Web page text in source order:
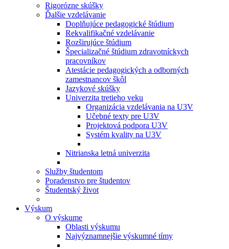
Rigorózne skúšky
Ďalšie vzdelávanie
Doplňujúce pedagogické štúdium
Rekvalifikačné vzdelávanie
Rozširujúce štúdium
Špecializačné štúdium zdravotníckych
pracovníkov
Atestácie pedagogických a odborných
zamestnancov škôl
Jazykové skúšky
Univerzita tretieho veku
Organizácia vzdelávania na U3V
Učebné texty pre U3V
Projektová podpora U3V
Systém kvality na U3V
Nitrianska letná univerzita
Služby študentom
Poradenstvo pre študentov
Študentský život
Výskum
O výskume
Oblasti výskumu
Najvýznamnejšie výskumné tímy